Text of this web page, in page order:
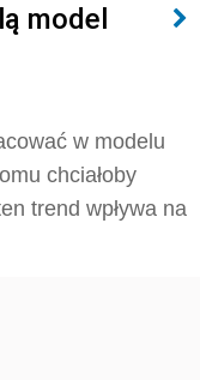
model
w modelu
chciałoby
trend wpływa na